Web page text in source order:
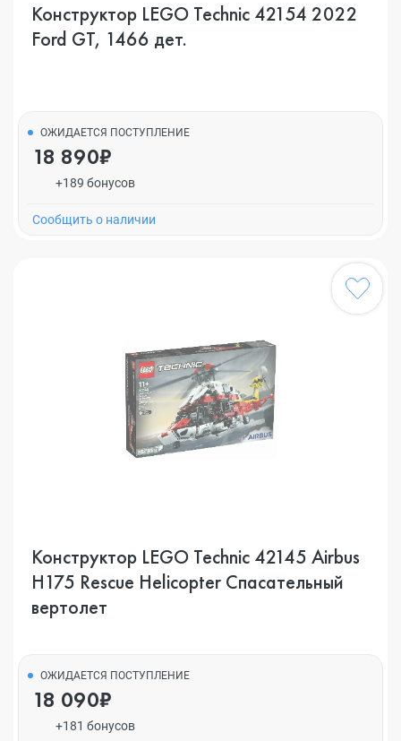
Конструктор LEGO Technic 42154 2022
Ford GT, 1466 дет.
ОЖИДАЕТСЯ ПОСТУПЛЕНИЕ
18 890₽
+189 бонусов
Cообщить о наличии
Конструктор LEGO Technic 42145 Airbus
H175 Rescue Helicopter Спасательный
вертолет
ОЖИДАЕТСЯ ПОСТУПЛЕНИЕ
18 090₽
+181 бонусов